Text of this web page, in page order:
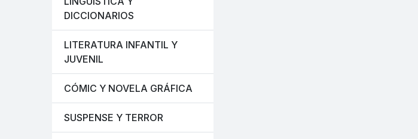
DICCIONARIOS
LITERATURA INFANTIL Y
JUVENIL
CÓMIC Y NOVELA GRÁFICA
SUSPENSE Y TERROR